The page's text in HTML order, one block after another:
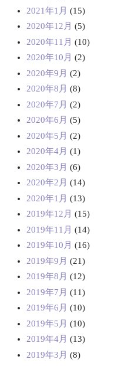
2021年1月 (15)
2020年12月 (5)
2020年11月 (10)
2020年10月 (2)
2020年9月 (2)
2020年8月 (8)
2020年7月 (2)
2020年6月 (5)
2020年5月 (2)
2020年4月 (1)
2020年3月 (6)
2020年2月 (14)
2020年1月 (13)
2019年12月 (15)
2019年11月 (14)
2019年10月 (16)
2019年9月 (21)
2019年8月 (12)
2019年7月 (11)
2019年6月 (10)
2019年5月 (10)
2019年4月 (13)
2019年3月 (8)